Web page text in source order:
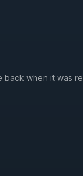
back when it was